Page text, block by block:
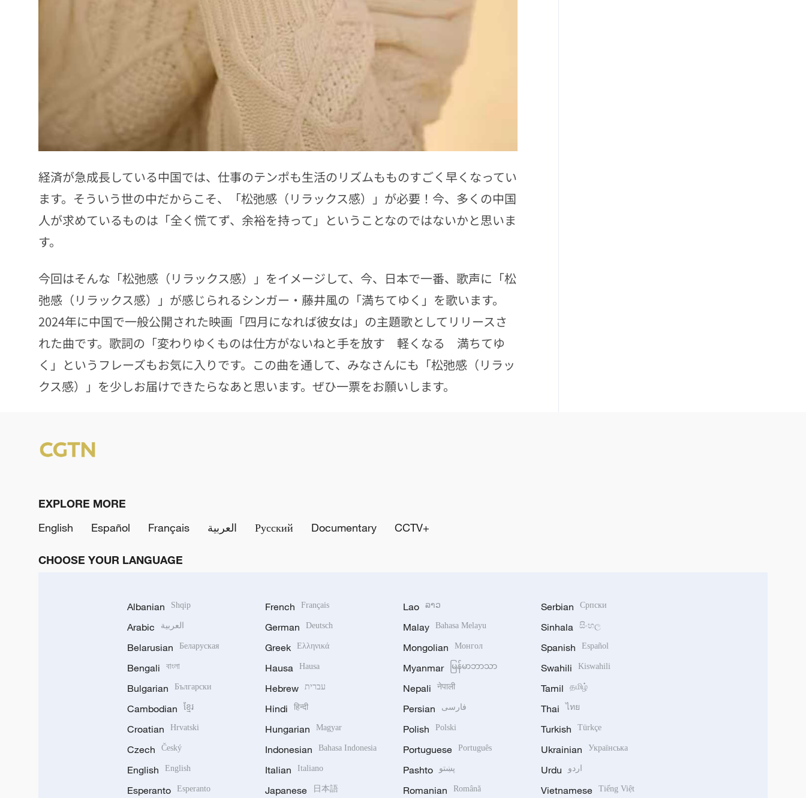
経済が急成長している中国では、仕事のテンポも生活のリズムもものすごく早くなってい
ます。そういう世の中だからこそ、「松弛感（リラックス感）」が必要！今、多くの中国
人が求めているものは「全く慌てず、余裕を持って」ということなのではないかと思いま
す。
今回はそんな「松弛感（リラックス感）」をイメージして、今、日本で一番、歌声に「松
弛感（リラックス感）」が感じられるシンガー・藤井風の「満ちてゆく」を歌います。
2024年に中国で一般公開された映画「四月になれば彼女は」の主題歌としてリリースさ
れた曲です。歌詞の「変わりゆくものは仕方がないねと手を放す 軽くなる 満ちてゆ
く」というフレーズもお気に入りです。この曲を通して、みなさんにも「松弛感（リラッ
クス感）」を少しお届けできたらなあと思います。ぜひ一票をお願いします。
EXPLORE MORE
English
Español Français العربية Русский Documentary CCTV+
CHOOSE YOUR LANGUAGE
Albanian Shqip
Arabic العربية
Belarusian Беларуская
Bengali বাংলা
Bulgarian Български
Cambodian ខ្មែរ
Croatian Hrvatski
Czech Český
English English
Esperanto Esperanto
French Français
German Deutsch
Greek Ελληνικά
Hausa Hausa
Hebrew עברית
Hindi हिन्दी
Hungarian Magyar
Indonesian Bahasa Indonesia
Italian Italiano
Japanese 日本語
Lao ລາວ
Malay Bahasa Melayu
Mongolian Монгол
Myanmar မြန်မာဘာသာ
Nepali नेपाली
Persian فارسی
Polish Polski
Portuguese Português
Pashto پښتو
Romanian Română
Serbian Српски
Sinhala සිංහල
Spanish Español
Swahili Kiswahili
Tamil தமிழ்
Thai ไทย
Turkish Türkçe
Ukrainian Українська
Urdu اردو
Vietnamese Tiếng Việt